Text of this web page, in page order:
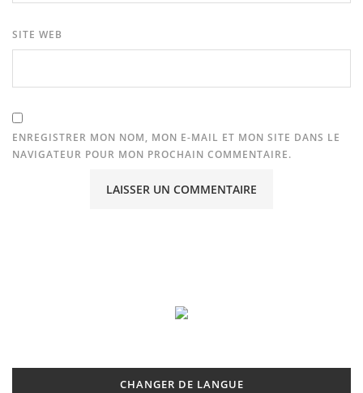
SITE WEB
ENREGISTRER MON NOM, MON E-MAIL ET MON SITE DANS LE
NAVIGATEUR POUR MON PROCHAIN COMMENTAIRE.
CHANGER DE LANGUE